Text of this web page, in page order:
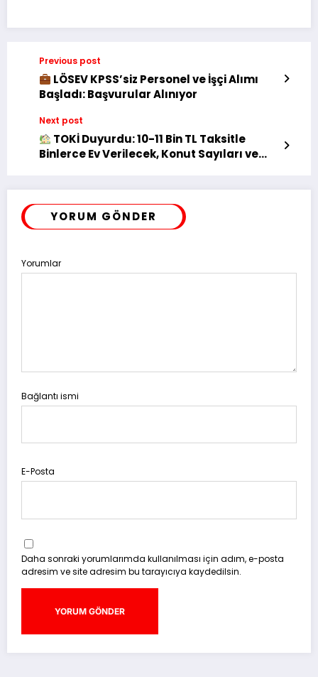
Previous post
LÖSEV KPSS’siz Personel ve İşçi Alımı
Başladı: Başvurular Alınıyor
Next post
TOKİ Duyurdu: 10-11 Bin TL Taksitle
Binlerce Ev Verilecek, Konut Sayıları ve
YORUM GÖNDER
Yorumlar
Bağlantı ismi
E-Posta
Daha sonraki yorumlarımda kullanılması için adım, e-posta
adresim ve site adresim bu tarayıcıya kaydedilsin.